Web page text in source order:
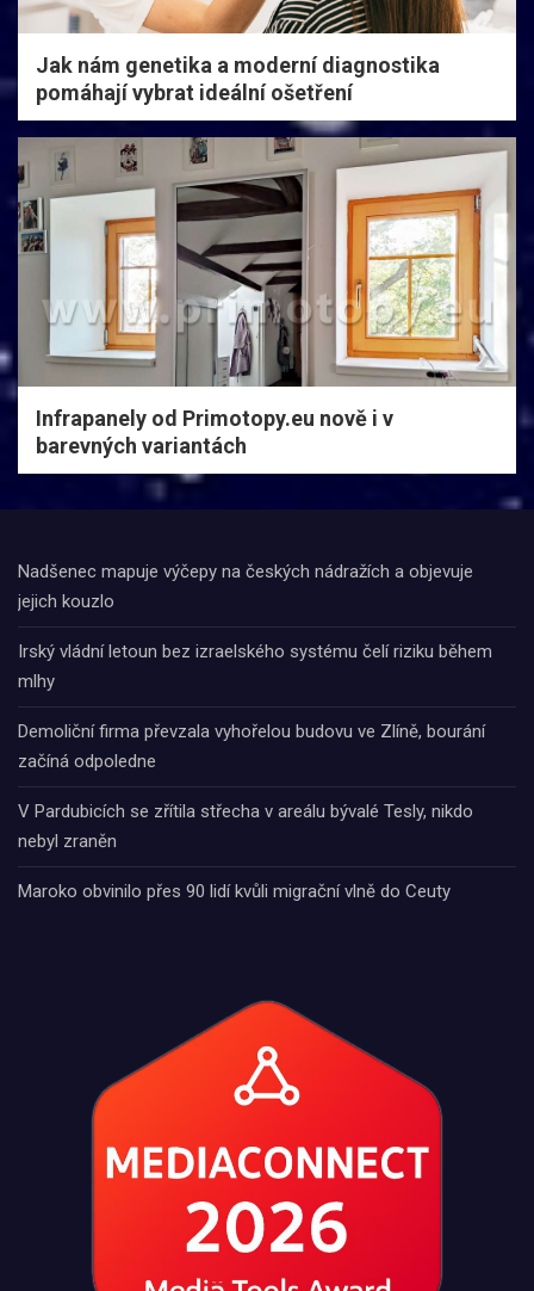
Jak nám genetika a moderní diagnostika
pomáhají vybrat ideální ošetření
Infrapanely od Primotopy.eu nově i v
barevných variantách
Nadšenec mapuje výčepy na českých nádražích a objevuje
jejich kouzlo
Irský vládní letoun bez izraelského systému čelí riziku během
mlhy
Demoliční firma převzala vyhořelou budovu ve Zlíně, bourání
začíná odpoledne
V Pardubicích se zřítila střecha v areálu bývalé Tesly, nikdo
nebyl zraněn
Maroko obvinilo přes 90 lidí kvůli migrační vlně do Ceuty